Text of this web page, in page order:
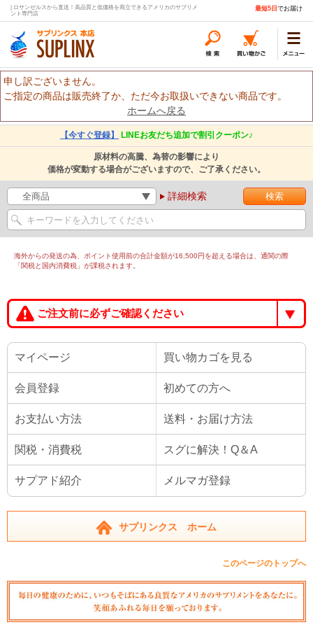
| ロサンゼルスから直送！高品質と低価格を両立できるアメリカのサプリメ
ント専門店
最短5日 でお届け
申し訳ございません。
ご指定の商品は販売終了か、ただ今お取扱いできない商品です。
ホームへ戻る
【今すぐ登録】 LINEお友だち追加で割引クーポン♪
原材料の高騰、為替の影響により
価格が変動する場合がございますので、ご了承ください。
詳細検索
海外からの発送の為、ポイント使用前の合計金額が16,500円を超える場合は、通関の際
「関税と国内消費税」が課税されます。
ご注文前に必ずご確認ください
マイページ 買い物カゴを見る
会員登録 初めての方へ
お支払い方法 送料・お届け方法
関税・消費税 スグに解決！Q＆A
サプアド紹介 メルマガ登録
サプリンクス ホーム
このページのトップへ